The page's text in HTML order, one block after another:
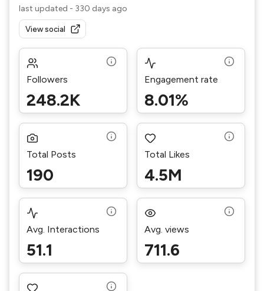
last updated - 330 days ago
View social
Followers
248.2K
Engagement rate
8.01%
Total Posts
190
Total Likes
4.5M
Avg. Interactions
51.1
Avg. views
711.6